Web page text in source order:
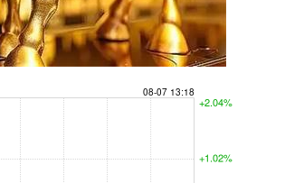
深证成指 14351.54 241.42